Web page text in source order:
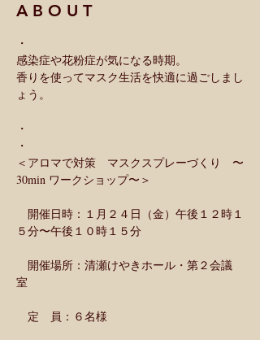
A B O U T
・
感染症や花粉症が気になる時期。
香りを使ってマスク生活を快適に過ごしまし
ょう。
・
・
＜アロマで対策　マスクスプレーづくり　〜
30min ワークショップ〜＞
開催日時：１月２４日（金）午後１２時１
５分〜午後１０時１５分
開催場所：清瀬けやきホール・第２会議
室
定　員：６名様